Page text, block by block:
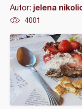
Autor: jelena
4001